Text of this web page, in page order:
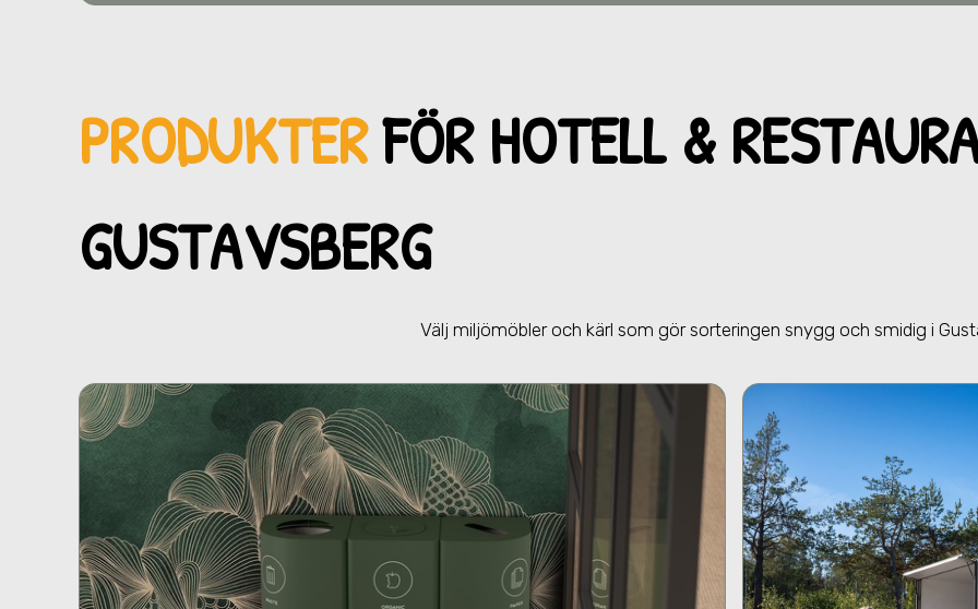
PRODUKTERFÖR HOTELL & RESTAU
GUSTAVSBERG
Välj miljömöbler och kärl som gör sorteringen snygg och smidig i